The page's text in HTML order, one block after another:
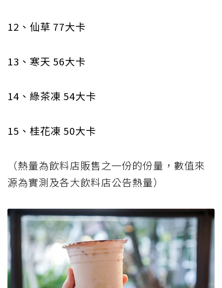
12、仙草 77大卡
13、寒天 56大卡
14、綠茶凍 54大卡
15、桂花凍 50大卡
（熱量為飲料店販售之一份的份量，數值來
源為實測及各大飲料店公告熱量）